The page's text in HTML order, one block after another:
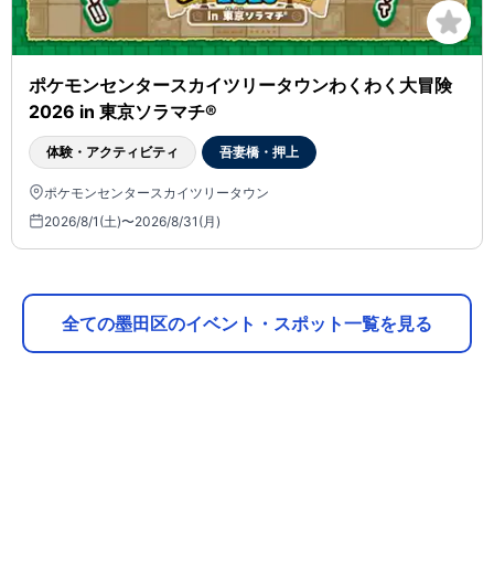
ポケモンセンタースカイツリータウンわくわく大冒険
2026 in 東京ソラマチ®
体験・アクティビティ 吾妻橋・押上
ポケモンセンタースカイツリータウン
2026/8/1(土)〜2026/8/31(月)
全ての墨田区のイベント・スポット一覧を見る